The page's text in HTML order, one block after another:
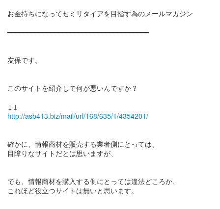
お金持ちになってセミリタイアを目指す為のメールマガジン
━━━━━━━━━━━━━━━━━━━━━━━━━━━━━━━━━━━━
友保です。
このサイトを紹介して何が悪いんですか？
http://asb413.biz/mail/url/168/635/1/4354201/
確かに、情報商材を販売する業者側にとっては、
目障りなサイトだとは思いますが、
でも、情報商材を購入する側にとっては違法どころか、
これほど役立つサイトは無いと思います。